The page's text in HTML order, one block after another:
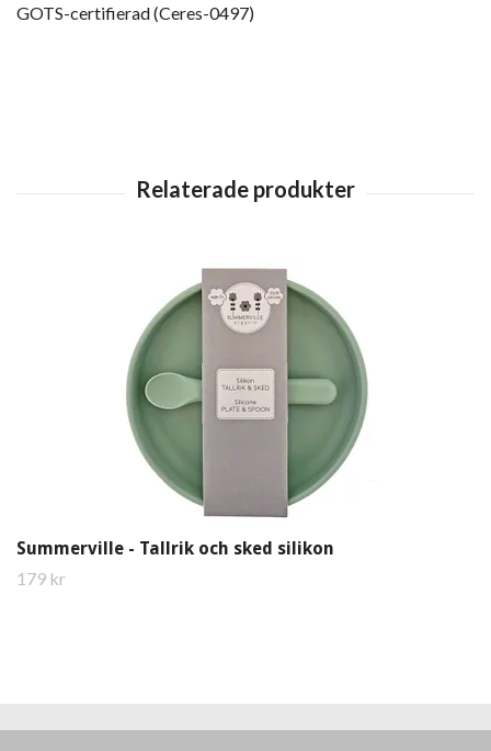
GOTS-certifierad (Ceres-0497)
Summerville - Tallrik och sked silikon
179 kr